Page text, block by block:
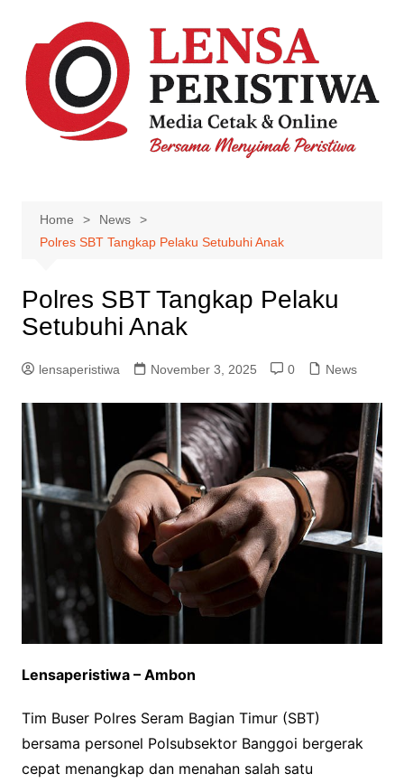
content
Home
News
Polres SBT Tangkap Pelaku Setubuhi Anak
Polres SBT Tangkap Pelaku
Setubuhi Anak
lensaperistiwa November 3, 2025 0 News
Lensaperistiwa – Ambon
Tim Buser Polres Seram Bagian Timur (SBT)
bersama personel Polsubsektor Banggoi bergerak
cepat menangkap dan menahan salah satu